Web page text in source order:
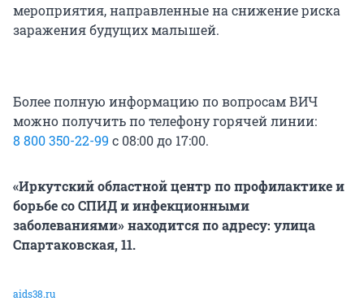
мероприятия, направленные на снижение риска
заражения будущих малышей.
Более полную информацию по вопросам ВИЧ
можно получить по телефону горячей линии:
8 800 350-22-99 с 08:00 до 17:00.
«Иркутский областной центр по профилактике и
борьбе со СПИД и инфекционными
заболеваниями» находится по адресу: улица
Спартаковская, 11.
aids38.ru